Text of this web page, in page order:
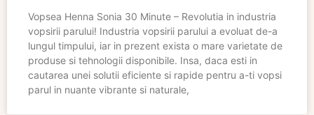
Vopsea Henna Sonia 30 Minute – Revolutia in industria
vopsirii parului! Industria vopsirii parului a evoluat de-a
lungul timpului, iar in prezent exista o mare varietate de
produse si tehnologii disponibile. Insa, daca esti in
cautarea unei solutii eficiente si rapide pentru a-ti vopsi
parul in nuante vibrante si naturale,